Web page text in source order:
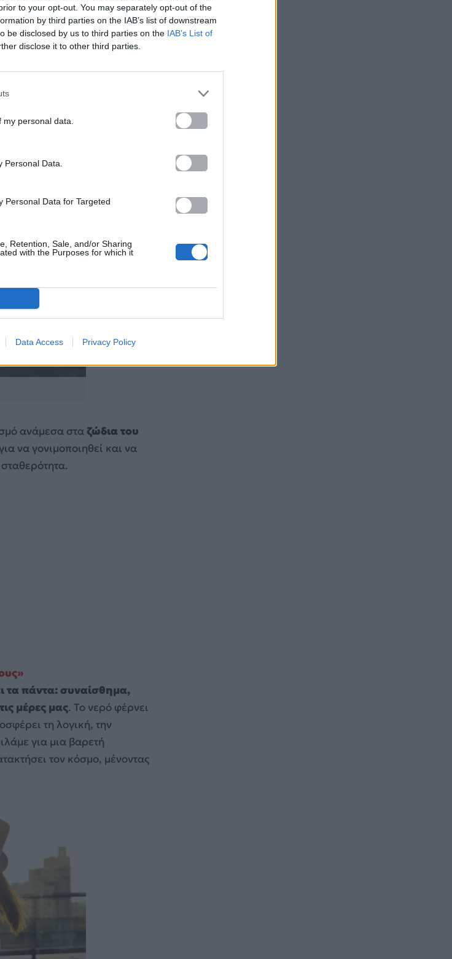
to your opt-out. You may separately opt-out of the
by third parties on the IAB’s list of downstream
be disclosed by us to third parties on the IAB’s List of
disclose it to other third parties.
personal data.
Data.
Personal Data for Targeted
Retention, Sale, and/or Sharing
with the Purposes for which it
Data Access Privacy Policy
ανάμεσα στα ζώδια του
να γονιμοποιηθεί και να
τα πάντα: συναίσθημα,
μέρες μας. Το νερό φέρνει
τη λογική, την
για μια βαρετή
τον κόσμο, μένοντας